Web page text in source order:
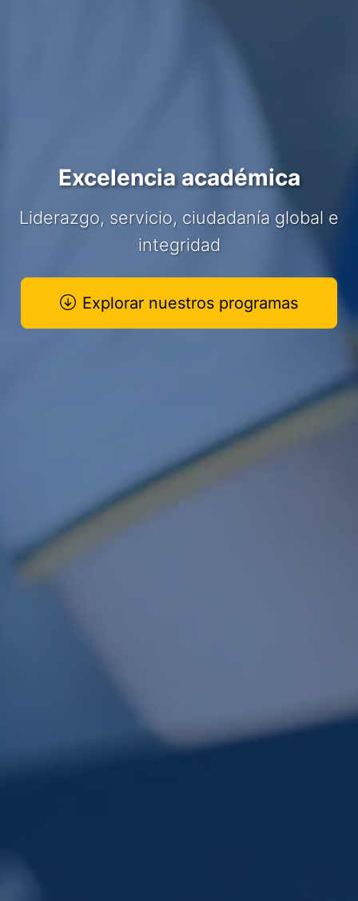
Excelencia académica
Liderazgo, servicio, ciudadanía global e
integridad
Explorar nuestros programas